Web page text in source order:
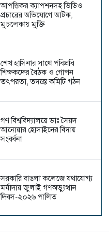
আপত্তিকর ক্যাপশনসহ ভিডিও
প্রচারের অভিযোগে আটক,
মুচলেকায় মুক্তি
শেখ হাসিনার সাথে পবিপ্রবি
শিক্ষকদের বৈঠক ও গোপন
তৎপরতা, তদন্তে কমিটি গঠন
গণ বিশ্ববিদ্যালয়ে ডাঃ সৈয়দ
আনোয়ার হোসাইনের বিদায়
সংবর্ধনা
সরকারি বাঙলা কলেজে যথাযোগ্য
মর্যাদায় জুলাই গণঅভ্যুত্থান
দিবস-২০২৬ পালিত